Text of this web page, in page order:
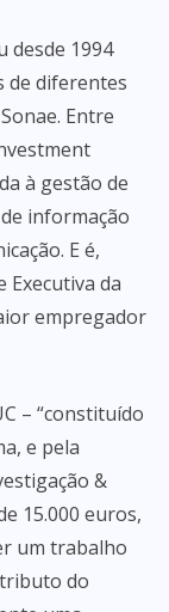
desde 1994
de diferentes
Entre
à gestão de
informação
E é,
Executiva da
empregador
– “constituído
e pela
&
15.000 euros,
um trabalho
do